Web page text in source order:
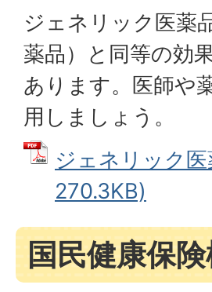
ジェネリック医薬
薬品）と同等の効
あります。医師や
用しましょう。
ジェネリック
270.3KB)
国民健康保